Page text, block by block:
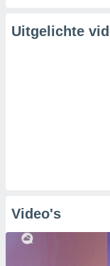
Uitgelichte
Video's